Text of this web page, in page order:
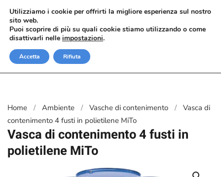
Passa al contenuto principale
Home Ambiente Vasche di contenimento
Vasca di
contenimento 4 fusti in polietilene MiTo
Vasca di contenimento 4 fusti in
polietilene MiTo
Utilizziamo i cookie per offrirti la migliore esperienza sul nostro
sito web.
Puoi scoprire di più su quali cookie stiamo utilizzando o come
disattivarli nelle impostazioni.
Accetta Rifiuta